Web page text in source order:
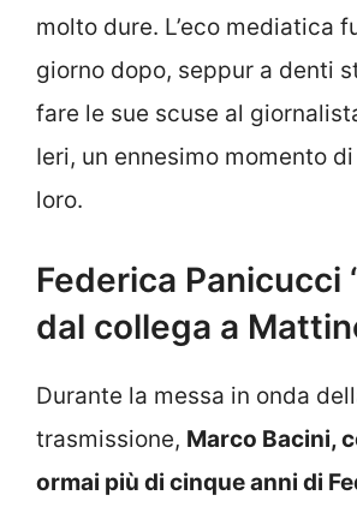
molto dure. L’eco mediatica
giorno dopo, seppur a denti
fare le sue scuse al
Ieri, un ennesimo momento
loro.
Federica Panicucci
dal collega a
Durante la messa in onda
trasmissione, Marco Bacini,
ormai più di cinque anni di